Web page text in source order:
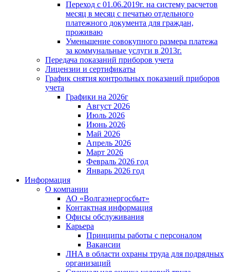
Переход с 01.06.2019г. на систему расчетов
месяц в месяц с печатью отдельного
платежного документа для граждан,
проживаю
Уменьшение совокупного размера платежа
за коммунальные услуги в 2013г.
Передача показаний приборов учета
Лицензии и сертификаты
График снятия контрольных показаний приборов
учета
Графики на 2026г
Август 2026
Июль 2026
Июнь 2026
Май 2026
Апрель 2026
Март 2026
Февраль 2026 год
Январь 2026 год
Информация
О компании
АО «Волгаэнергосбыт»
Контактная информация
Офисы обслуживания
Карьера
Принципы работы с персоналом
Вакансии
ЛНА в области охраны труда для подрядных
организаций